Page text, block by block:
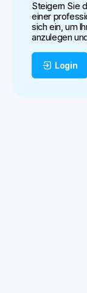
Steigern Sie
einer
sich ein, um
anzulegen
Login